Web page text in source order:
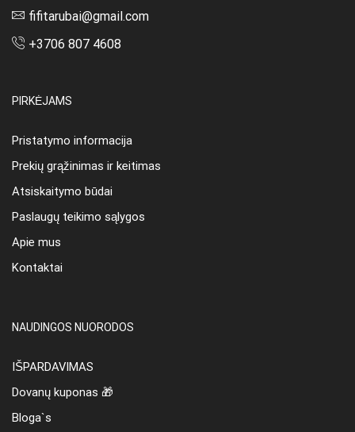
fifitarubai@gmail.com
+3706 807 4608
PIRKĖJAMS
Pristatymo informacija
Prekių grąžinimas ir keitimas
Atsiskaitymo būdai
Paslaugų teikimo sąlygos
Apie mus
Kontaktai
NAUDINGOS NUORODOS
IŠPARDAVIMAS
Dovanų kuponas 🎁
Bloga`s